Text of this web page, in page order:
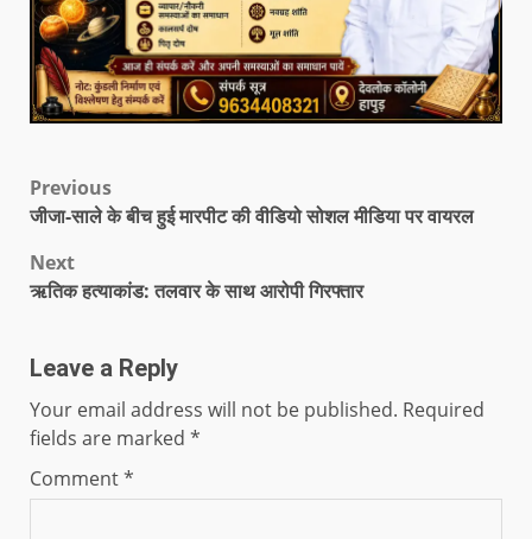
Previous
जीजा-साले के बीच हुई मारपीट की वीडियो सोशल मीडिया पर वायरल
Next
ऋतिक हत्याकांड: तलवार के साथ आरोपी गिरफ्तार
Leave a Reply
Your email address will not be published. Required
fields are marked *
Comment*